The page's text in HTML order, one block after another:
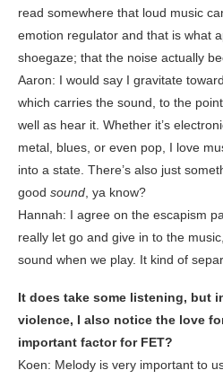
read somewhere that loud music
emotion regulator and that is what
shoegaze; that the noise actually
Aaron: I would say I gravitate
which carries the sound, to the
well as hear it. Whether it’s
metal, blues, or even pop, I love
into a state. There’s also just
good sound , ya know?
Hannah: I agree on the escapism
really let go and give in to the
sound when we play. It kind of
It does take some listening, but
violence, I also notice the love
important factor for FET?
Koen: Melody is very important to